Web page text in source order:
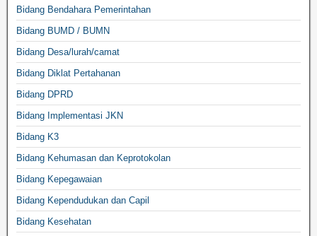
Bidang Bendahara Pemerintahan
Bidang BUMD / BUMN
Bidang Desa/lurah/camat
Bidang Diklat Pertahanan
Bidang DPRD
Bidang Implementasi JKN
Bidang K3
Bidang Kehumasan dan Keprotokolan
Bidang Kepegawaian
Bidang Kependudukan dan Capil
Bidang Kesehatan